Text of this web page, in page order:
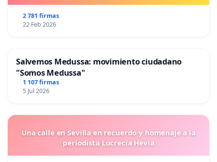
2 781 firmas
22 Feb 2026
Salvemos Medussa: movimiento ciudadano
"Somos Medussa"
1 107 firmas
5 Jul 2026
Una calle en Sevilla en recuerdo y homenaje a la
periodista Lucrecia Hevia